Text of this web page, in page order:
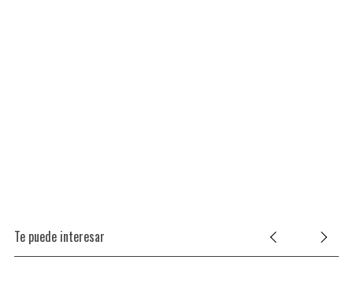
Te puede interesar